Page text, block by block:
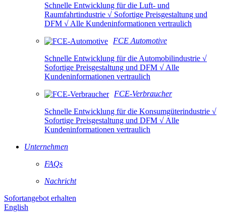
Schnelle Entwicklung für die Luft- und
Raumfahrtindustrie √ Sofortige Preisgestaltung und
DFM √ Alle Kundeninformationen vertraulich
FCE Automotive
Schnelle Entwicklung für die Automobilindustrie √
Sofortige Preisgestaltung und DFM √ Alle
Kundeninformationen vertraulich
FCE-Verbraucher
Schnelle Entwicklung für die Konsumgüterindustrie √
Sofortige Preisgestaltung und DFM √ Alle
Kundeninformationen vertraulich
Unternehmen
FAQs
Nachricht
Sofortangebot erhalten
English